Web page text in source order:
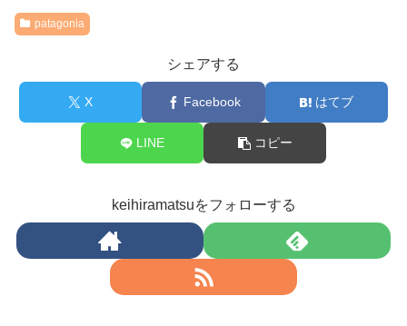
patagonia
シェアする
X Facebook はてブ
LINE コピー
keihiramatsuをフォローする